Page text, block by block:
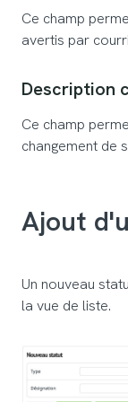
Ce champ
avertis par
Description
Ce champ
changement de
Ajout
Un nouveau
la vue de liste.